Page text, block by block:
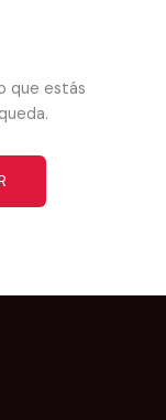
que estás